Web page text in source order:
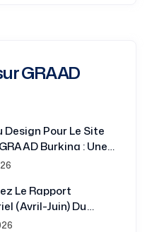
GRAAD
Design Pour Le Site
Burkina : Une
Renouvelée Au
Le Rapport
(avril-Juin) Du
Africa Green